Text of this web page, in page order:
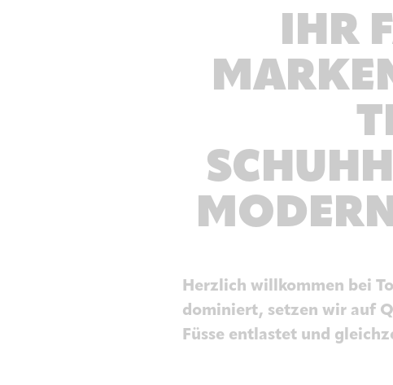
IHR
Herzlich willkommen bei
dominiert, setzen wir auf
Füsse entlastet und